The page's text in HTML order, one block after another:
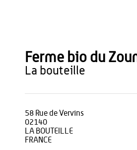
Office de Tourisme du Pays de Thiérache
Ferme bio du
la bouteille
58 Rue de Vervins
02140
LA BOUTEILLE
FRANCE